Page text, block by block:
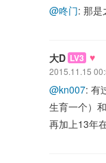
@咚门: 那是
大D LV3 ♥
2015.11.15
@kn007: 有
生育一个）
再加上13年